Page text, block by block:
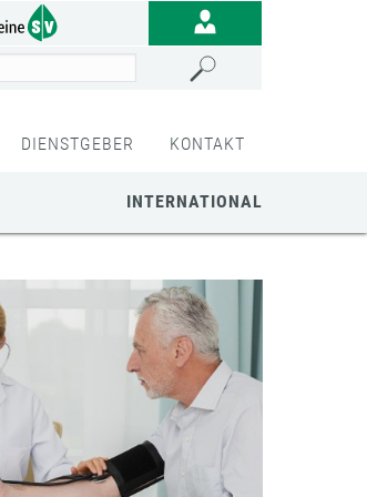
DIENSTGEBER KONTAKT
INTERNATIONAL